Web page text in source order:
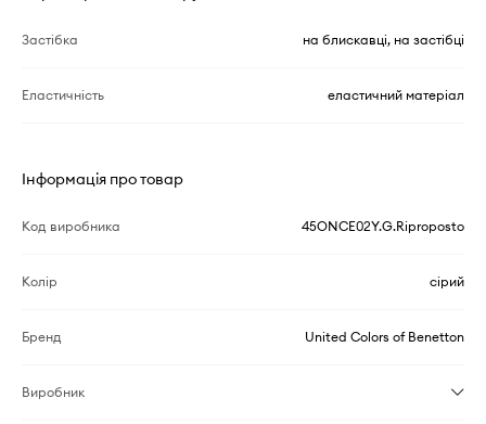
Застібка на блискавці, на застібці
Еластичність еластичний матеріал
Інформація про товар
Код виробника 45ONCE02Y.G.Riproposto
Колір сірий
Бренд United Colors of Benetton
Виробник